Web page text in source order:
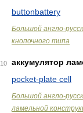
buttonbattery
Большой англо-
кнопочного типа
10
аккумулятор
pocket-plate cell
Большой англо-
ламельной